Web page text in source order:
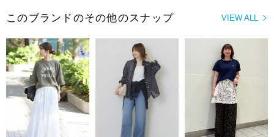
VIEW ALL
このブランドのその他のスナップ